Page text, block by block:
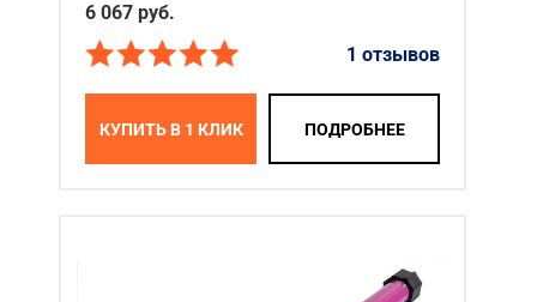
6 067 руб.
1 отзывов
КУПИТЬ В 1 КЛИК ПОДРОБНЕЕ